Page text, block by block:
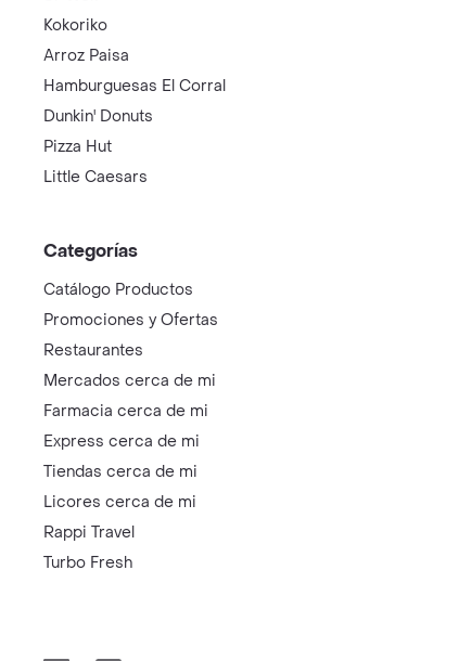
Kokoriko
Arroz Paisa
Hamburguesas El Corral
Dunkin' Donuts
Pizza Hut
Little Caesars
Categorías
Catálogo Productos
Promociones y Ofertas
Restaurantes
Mercados cerca de mi
Farmacia cerca de mi
Express cerca de mi
Tiendas cerca de mi
Licores cerca de mi
Rappi Travel
Turbo Fresh